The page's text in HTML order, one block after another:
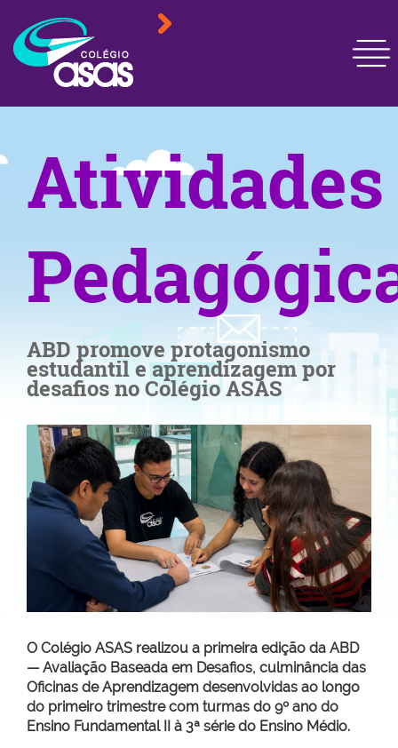
Atividades
ABD promove protagonismo
estudantil e aprendizagem por
desafios no Colégio ASAS
O Colégio ASAS realizou a primeira edição da ABD
— Avaliação Baseada em Desafios, culminância das
Oficinas de Aprendizagem desenvolvidas ao longo
do primeiro trimestre com turmas do 9º ano do
Ensino Fundamental II à 3ª série do Ensino Médio.